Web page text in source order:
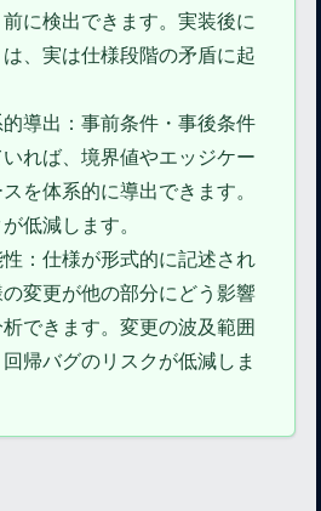
に検出できます。実装後に
、実は仕様段階の矛盾に起
導出：事前条件・事後条件
れば、境界値やエッジケー
を体系的に導出できます。
低減します。
：仕様が形式的に記述され
変更が他の部分にどう影響
できます。変更の波及範囲
帰バグのリスクが低減しま